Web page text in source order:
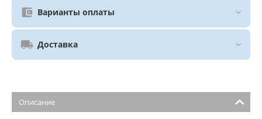
Варианты оплаты
Доставка
Описание